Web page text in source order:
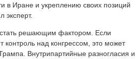
в Иране и укреплению своих позиций
эксперт.
решающим фактором. Если
контроль над конгрессом, это может
Внутрипартийные разногласия и